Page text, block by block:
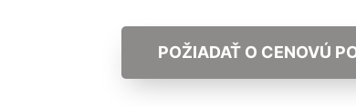
POŽIADAŤ O CENOVÚ